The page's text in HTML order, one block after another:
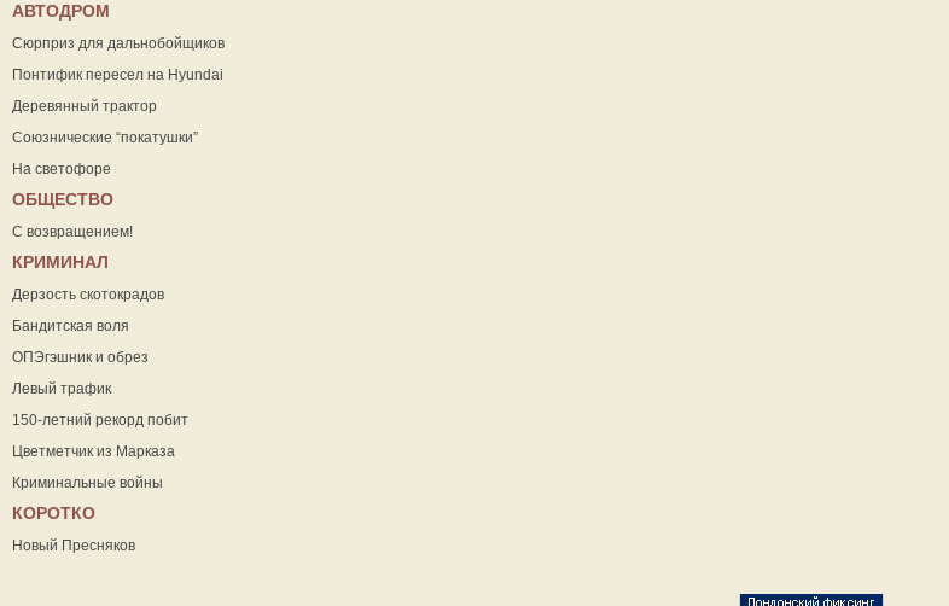
АВТОДРОМ
Сюрприз для дальнобойщиков
Понтифик пересел на Hyundai
Деревянный трактор
Союзнические “покатушки”
На светофоре
ОБЩЕСТВО
С возвращением!
КРИМИНАЛ
Дерзость скотокрадов
Бандитская воля
ОПЭгэшник и обрез
Левый трафик
150-летний рекорд побит
Цветметчик из Марказа
Криминальные войны
КОРОТКО
Новый Пресняков